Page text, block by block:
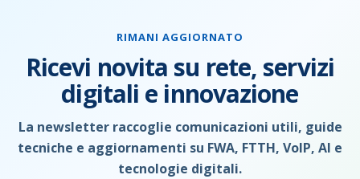
RIMANI AGGIORNATO
Ricevi novita su rete, servizi
digitali e innovazione
La newsletter raccoglie comunicazioni utili, guide
tecniche e aggiornamenti su FWA, FTTH, VoIP, AI e
tecnologie digitali.